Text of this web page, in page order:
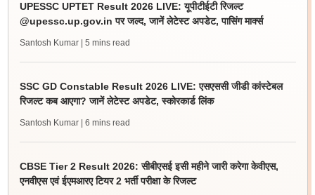
UPESSC UPTET Result 2026 LIVE: यूपीटीईटी रिजल्ट
@upessc.up.gov.in पर जल्द, जानें लेटेस्ट अपडेट, पासिंग मार्क्स
Santosh Kumar | 5 mins read
SSC GD Constable Result 2026 LIVE: एसएससी जीडी कांस्टेबल
रिजल्ट कब आएगा? जानें लेटेस्ट अपडेट, स्कोरकार्ड लिंक
Santosh Kumar | 6 mins read
CBSE Tier 2 Result 2026: सीबीएसई इसी महीने जारी करेगा केवीएस,
एनवीएस एवं ईएमआरए टियर 2 भर्ती परीक्षा के रिजल्ट